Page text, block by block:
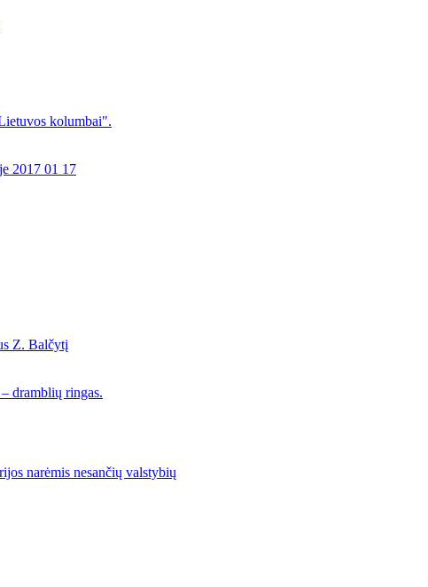
kolumbai".
2017 01 17
Z. Balčytį
dramblių ringas.
narėmis nesančių valstybių